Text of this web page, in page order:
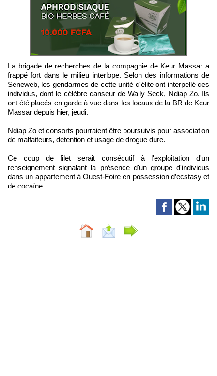
La brigade de recherches de la compagnie de Keur Massar a
frappé fort dans le milieu interlope. Selon des informations de
Seneweb, les gendarmes de cette unité d'élite ont interpellé des
individus, dont le célèbre danseur de Wally Seck, Ndiap Zo. Ils
ont été placés en garde à vue dans les locaux de la BR de Keur
Massar depuis hier, jeudi.
Ndiap Zo et consorts pourraient être poursuivis pour association
de malfaiteurs, détention et usage de drogue dure.
Ce coup de filet serait consécutif à l'exploitation d'un
renseignement signalant la présence d'un groupe d'individus
dans un appartement à Ouest-Foire en possession d’ecstasy et
de cocaïne.